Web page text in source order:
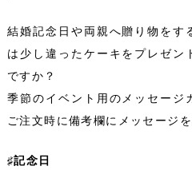
結婚記念日や両親へ贈り物をす
は少し違ったケーキをプレゼン
ですか？
季節のイベント用のメッセージ
ご注文時に備考欄にメッセージ
♯記念日